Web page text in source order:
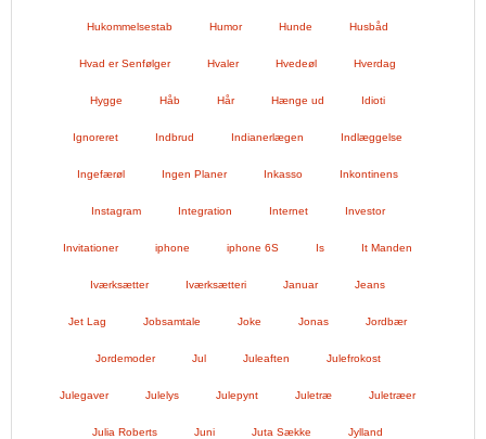
Hukommelsestab Humor Hunde Husbåd
Hvad er Senfølger Hvaler Hvedeøl Hverdag
Hygge Håb Hår Hænge ud Idioti
Ignoreret Indbrud Indianerlægen Indlæggelse
Ingefærøl Ingen Planer Inkasso Inkontinens
Instagram Integration Internet Investor
Invitationer iphone iphone 6S Is It Manden
Iværksætter Iværksætteri Januar Jeans
Jet Lag Jobsamtale Joke Jonas Jordbær
Jordemoder Jul Juleaften Julefrokost
Julegaver Julelys Julepynt Juletræ Juletræer
Julia Roberts Juni Juta Sække Jylland